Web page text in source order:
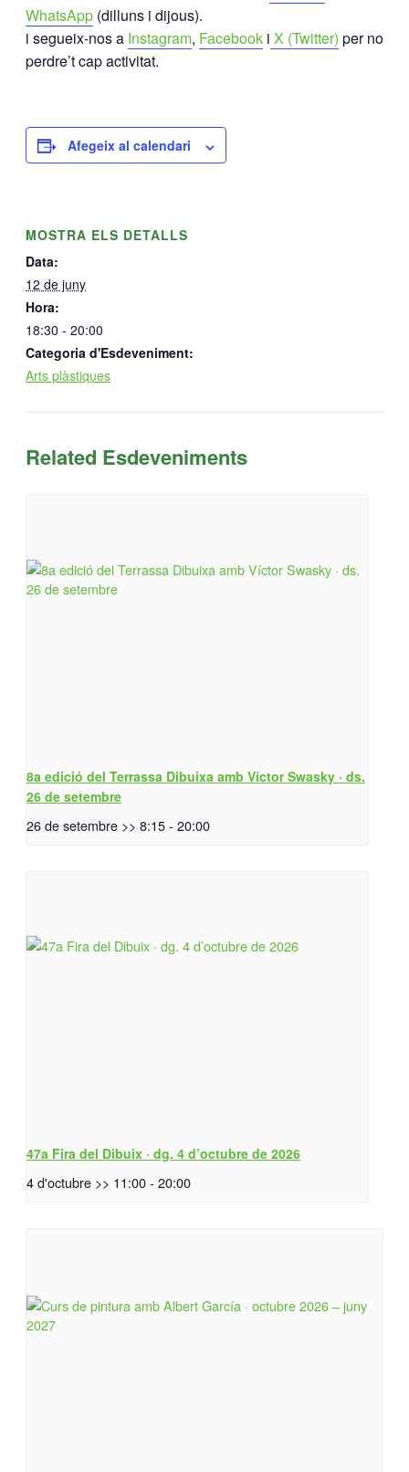
WhatsApp (dilluns i dijous).
i segueix-nos a Instagram, Facebook i X (Twitter) per no
perdre’t cap activitat.
Afegeix al calendari
MOSTRA ELS DETALLS
Data:
12 de juny
Hora:
18:30 - 20:00
Categoria d'Esdeveniment:
Arts plàstiques
Related Esdeveniments
8a edició del Terrassa Dibuixa amb Víctor Swasky · ds.
26 de setembre
26 de setembre >> 8:15- 20:00
47a Fira del Dibuix · dg. 4 d’octubre de 2026
4 d'octubre >> 11:00- 20:00